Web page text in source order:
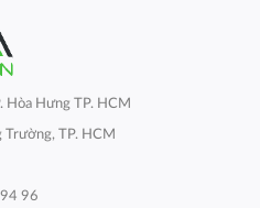
Hưng TP. HCM
Trường, TP. HCM
96